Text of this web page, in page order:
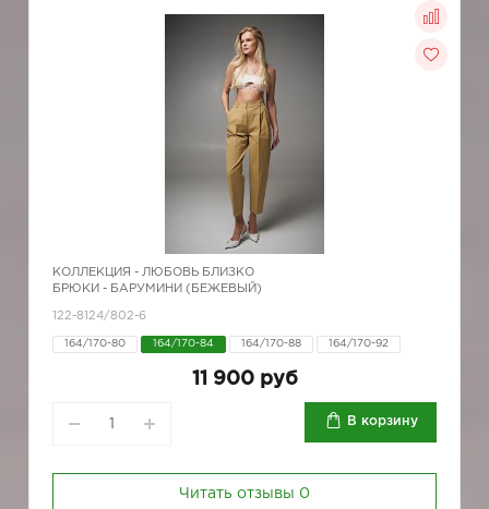
КОЛЛЕКЦИЯ - ЛЮБОВЬ БЛИЗКО
БРЮКИ - БАРУМИНИ (БЕЖЕВЫЙ)
122-8124/802-6
164/170-80 164/170-84 164/170-88 164/170-92
11 900 руб
В корзину
Читать отзывы 0